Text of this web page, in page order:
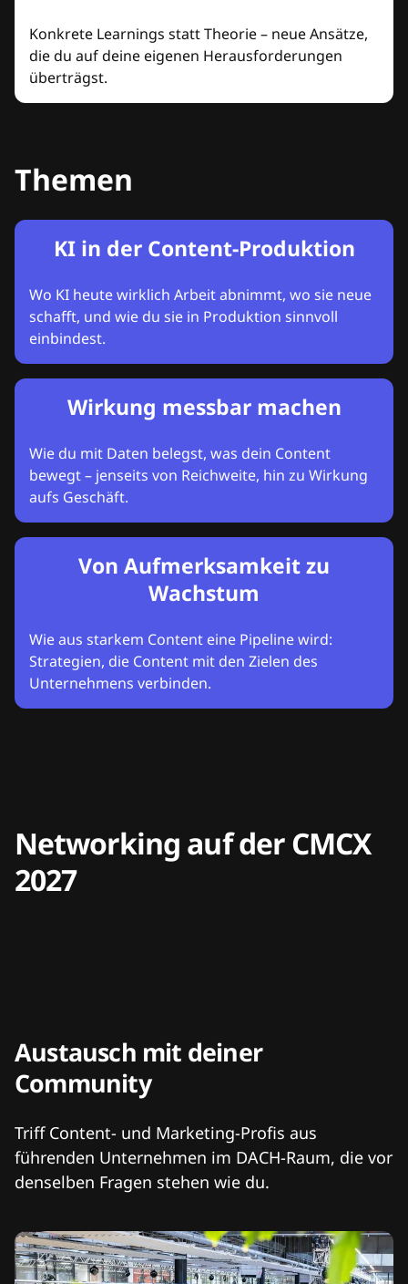
Konkrete Learnings statt Theorie – neue Ansätze,
die du auf deine eigenen Herausforderungen
überträgst.
Themen
KI in der Content-Produktion
Wo KI heute wirklich Arbeit abnimmt, wo sie neue
schafft, und wie du sie in Produktion sinnvoll
einbindest.
Wirkung messbar machen
Wie du mit Daten belegst, was dein Content
bewegt – jenseits von Reichweite, hin zu Wirkung
aufs Geschäft.
Von Aufmerksamkeit zu
Wachstum
Wie aus starkem Content eine Pipeline wird:
Strategien, die Content mit den Zielen des
Unternehmens verbinden.
Networking auf der CMCX
2027
Austausch mit deiner
Community
Triff Content- und Marketing-Profis aus
führenden Unternehmen im DACH-Raum, die vor
denselben Fragen stehen wie du.